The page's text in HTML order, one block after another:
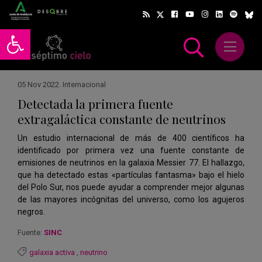
Abrir barra de herramientas
Abrir
05 Nov 2022. Internacional
Detectada la primera fuente
extragaláctica constante de neutrinos
Un estudio internacional de más de 400 científicos ha
identificado por primera vez una fuente constante de
emisiones de neutrinos en la galaxia Messier 77. El hallazgo,
que ha detectado estas «partículas fantasma» bajo el hielo
del Polo Sur, nos puede ayudar a comprender mejor algunas
de las mayores incógnitas del universo, como los agujeros
negros.
Fuente: SINC
galaxia activa , neutrino